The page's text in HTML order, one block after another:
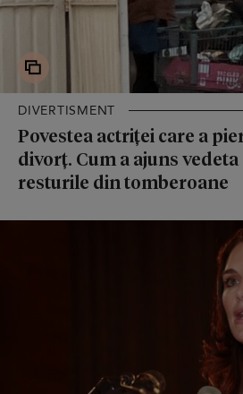
DIVERTISMENT
Povestea actriței care a
divorț. Cum a ajuns vedeta
resturile din tomberoane